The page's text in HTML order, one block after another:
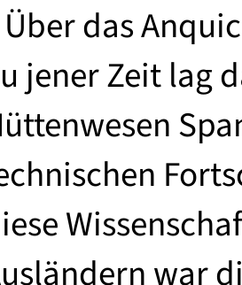
das
jener Zeit lag
war